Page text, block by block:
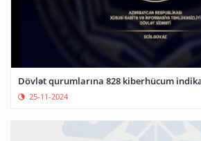
Dövlət qurumlarına 828 kiberhücum
25-11-2024